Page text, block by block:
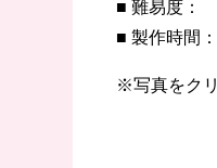
■ 難易度
■ 製作時間
※写真をク